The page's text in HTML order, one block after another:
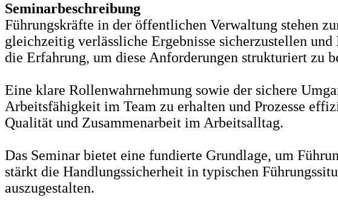
Seminarbeschreibung
Führungskräfte in der öffentlichen Verwaltung stehen
gleichzeitig verlässliche Ergebnisse sicherzustellen
die Erfahrung, um diese Anforderungen strukturiert zu
Eine klare Rollenwahrnehmung sowie der sichere
Arbeitsfähigkeit im Team zu erhalten und Prozesse
Qualität und Zusammenarbeit im Arbeitsalltag.
Das Seminar bietet eine fundierte Grundlage, um
stärkt die Handlungssicherheit in typischen
auszugestalten.